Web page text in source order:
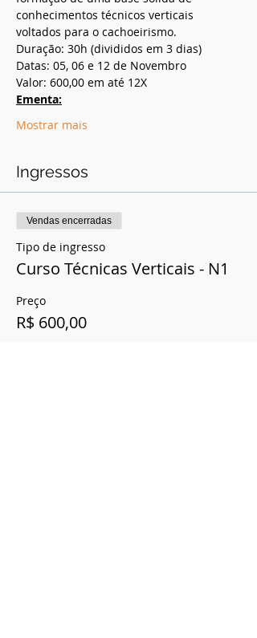
conhecimentos técnicos verticais
voltados para o cachoeirismo.
Duração: 30h (divididos em 3 dias)
Datas: 05, 06 e 12 de Novembro
Valor: 600,00 em até 12X
Ementa:
Mostrar mais
Ingressos
Vendas encerradas
Tipo de ingresso
Curso Técnicas Verticais - N1
Preço
R$ 600,00